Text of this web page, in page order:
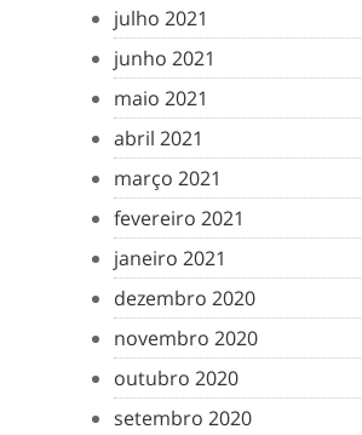
julho 2021
junho 2021
maio 2021
abril 2021
março 2021
fevereiro 2021
janeiro 2021
dezembro 2020
novembro 2020
outubro 2020
setembro 2020